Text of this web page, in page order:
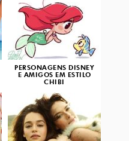
PERSONAGENS DISNEY
E AMIGOS EM ESTILO
CHIBI
3